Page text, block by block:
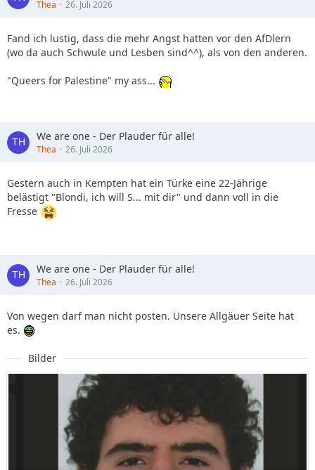
Thea 26. Juli 2026
Fand ich lustig, dass die mehr Angst hatten vor den AfDlern
(wo da auch Schwule und Lesben sind^^), als von den anderen.
"Queers for Palestine" my ass...
We are one - Der Plauder für alle!
Thea 26. Juli 2026
Gestern auch in Kempten hat ein Türke eine 22-Jährige
belästigt "Blondi, ich will S... mit dir" und dann voll in die
Fresse
We are one - Der Plauder für alle!
Thea 26. Juli 2026
Von wegen darf man nicht posten. Unsere Allgäuer Seite hat
es.
Bilder